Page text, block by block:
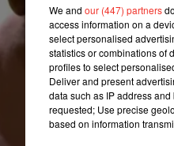
We and our (447) partners
access information on a
select personalised
statistics or combinations of
profiles to select
Deliver and present
data such as IP address
requested; Use precise
based on information